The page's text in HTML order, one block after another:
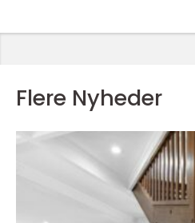
Flere Nyheder